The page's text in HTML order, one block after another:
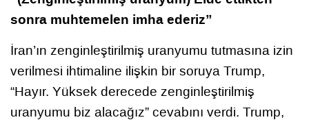
sonra muhtemelen imha ederiz”
İran’ın zenginleştirilmiş uranyumu tutmasına izin
verilmesi ihtimaline ilişkin bir soruya Trump,
“Hayır. Yüksek derecede zenginleştirilmiş
uranyumu biz alacağız” cevabını verdi. Trump,